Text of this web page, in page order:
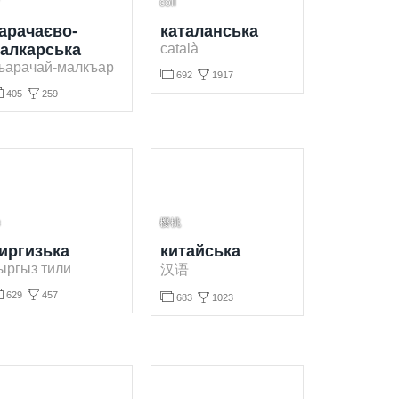
малкъар
405 259
coll
каталанська
català
 692 1917
тили
629 457
樱桃
китайська
汉语
 683 1023